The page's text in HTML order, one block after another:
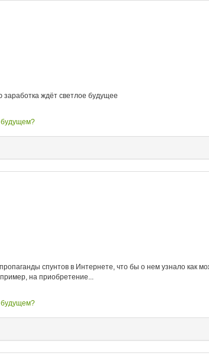
заработка ждёт светлое будущее
будущем?
спунтов в Интернете, что бы о нем узнало
на приобретение...
будущем?